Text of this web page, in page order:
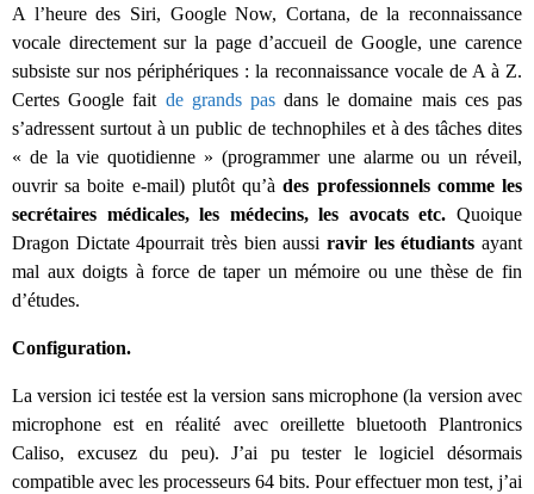
A l’heure des Siri, Google Now, Cortana, de la reconnaissance
vocale directement sur la page d’accueil de Google, une carence
subsiste sur nos périphériques : la reconnaissance vocale de A à Z.
Certes Google fait de grands pasdans le domaine mais ces pas
s’adressent surtout à un public de technophiles et à des tâches dites
« de la vie quotidienne » (programmer une alarme ou un réveil,
ouvrir sa boite e-mail) plutôt qu’àdes professionnels comme les
secrétaires médicales, les médecins, les avocats etc. Quoique
Dragon Dictate 4pourrait très bien aussi ravir les étudiantsayant
mal aux doigts à force de taper un mémoire ou une thèse de fin
d’études.
Configuration.
La version ici testée est la version sans microphone (la version avec
microphone est en réalité avec oreillette bluetooth Plantronics
Caliso, excusez du peu). J’ai pu tester le logiciel désormais
compatible avec les processeurs 64 bits. Pour effectuer mon test, j’ai